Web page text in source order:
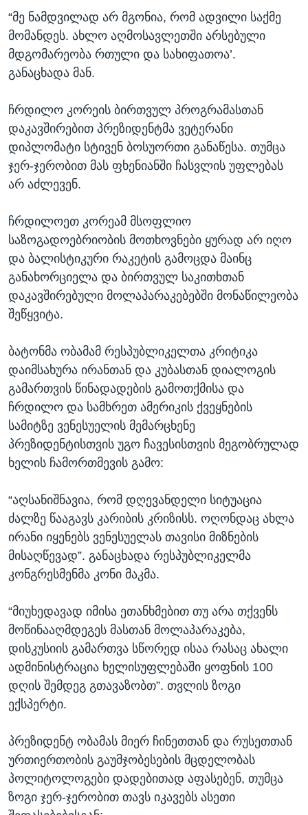
“მე ნამდვილად არ მგონია, რომ ადვილი საქმე
მომანდეს. ახლო აღმოსავლეთში არსებული
მდგომარეობა რთული და სახიფათოა’.
განაცხადა მან.
ჩრდილო კორეის ბირთვულ პროგრამასთან
დაკავშირებით პრეზიდენტმა ვეტერანი
დიპლომატი სტივენ ბოსუორთი განაწესა. თუმცა
ჯერ-ჯერობით მას ფხენიანში ჩასვლის უფლებას
არ აძლევენ.
ჩრდილოეთ კორეამ მსოფლიო
საზოგადოებრიობის მოთხოვნები ყურად არ იღო
და ბალისტიკური რაკეტის გამოცდა მაინც
განახორციელა და ბირთვულ საკითხთან
დაკავშირებული მოლაპარაკებებში მონაწილეობა
შეწყვიტა.
ბატონმა ობამამ რესპუბლიკელთა კრიტიკა
დაიმსახურა ირანთან და კუბასთან დიალოგის
გამართვის წინადადების გამოთქმისა და
ჩრდილო და სამხრეთ ამერიკის ქვეყნების
სამიტზე ვენესუელის მემარცხენე
პრეზიდენტისთვის უგო ჩავესისთვის მეგობრულად
ხელის ჩამორთმევის გამო:
“აღსანიშნავია, რომ დღევანდელი სიტუაცია
ძალზე წააგავს კარიბის კრიზისს. ოღონდაც ახლა
ირანი იყენებს ვენესუელას თავისი მიზნების
მისაღწევად”. განაცხადა რესპუბლიკელმა
კონგრესმენმა კონი მაკმა.
“მიუხედავად იმისა ეთანხმებით თუ არა თქვენს
მოწინააღმდეგეს მასთან მოლაპარაკება,
დისკუსიის გამართვა სწორედ ისაა რასაც ახალი
ადმინისტრაცია ხელისუფლებაში ყოფნის 100
დღის შემდეგ გთავაზობთ”. თვლის ზოგი
ექსპერტი.
პრეზიდენტ ობამას მიერ ჩინეთთან და რუსეთთან
ურთიერთობის გაუმჯობესების მცდელობას
პოლიტოლოგები დადებითად აფასებენ, თუმცა
ზოგი ჯერ-ჯერობით თავს იკავებს ასეთი